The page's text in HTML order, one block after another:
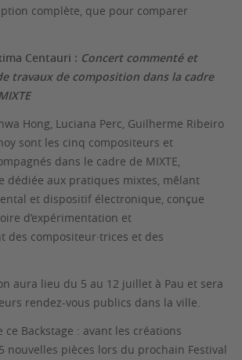
complète, que pour comparer
Centauri : Concert commenté et
travaux de composition dans la cadre
Hong, Luciana Perc, Guilherme Ribeiro
sont les cinq compositeurs et
dans le cadre de MIXTE,
dédiée aux pratiques mixtes, mêlant
et dispositif électronique, conçue
d’expérimentation et
des compositeur·trices et des
aura lieu du 5 au 12 juillet à Pau et sera
rendez-vous publics dans la ville.
ce Backstage : avant les créations
nouvelles pièces lors du prochain Festival